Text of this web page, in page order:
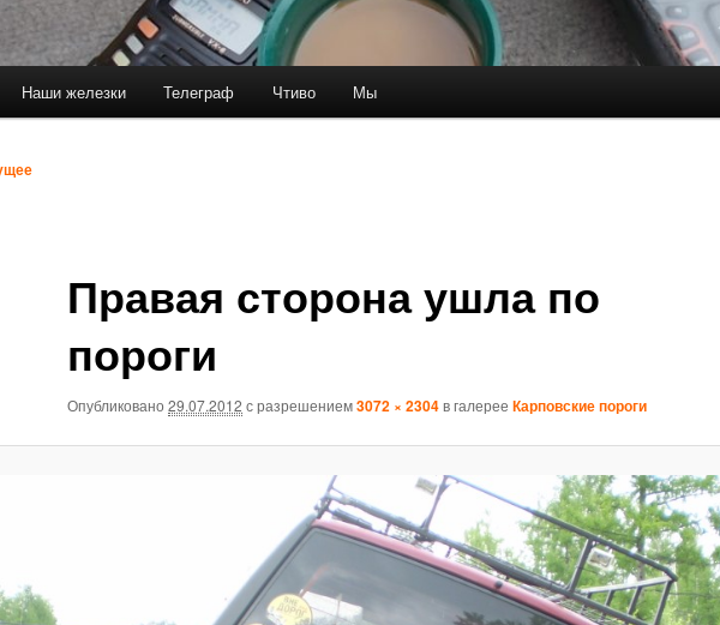
Наши железки Телеграф Чтиво Мы
Правая сторона ушла по
пороги
Опубликовано29.07.2012 с разрешением3072 × 2304в галерееКарповские пороги